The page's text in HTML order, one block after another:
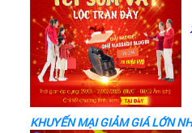
KHUYẾN MẠI GIẢM GIÁ LỚN